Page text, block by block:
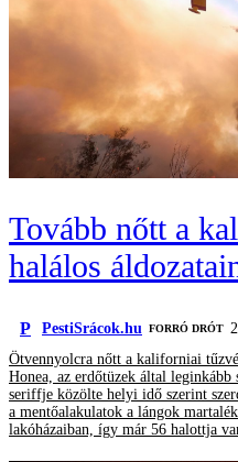
Tovább nőtt a
halálos
P PestiSrácok.hu FORRÓ DRÓT
Ötvennyolcra nőtt a kaliforniai
Honea, az erdőtüzek által
seriffje közölte helyi idő szerint
a mentőalakulatok a lángok
lakóházaiban, így már 56 halottja